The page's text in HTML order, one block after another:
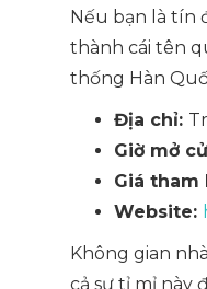
Nếu bạn là tín
thành cái tên
thống Hàn
Địa chỉ:
Giờ mở
Giá tham
Website:
Không gian
cả sự tỉ mỉ này